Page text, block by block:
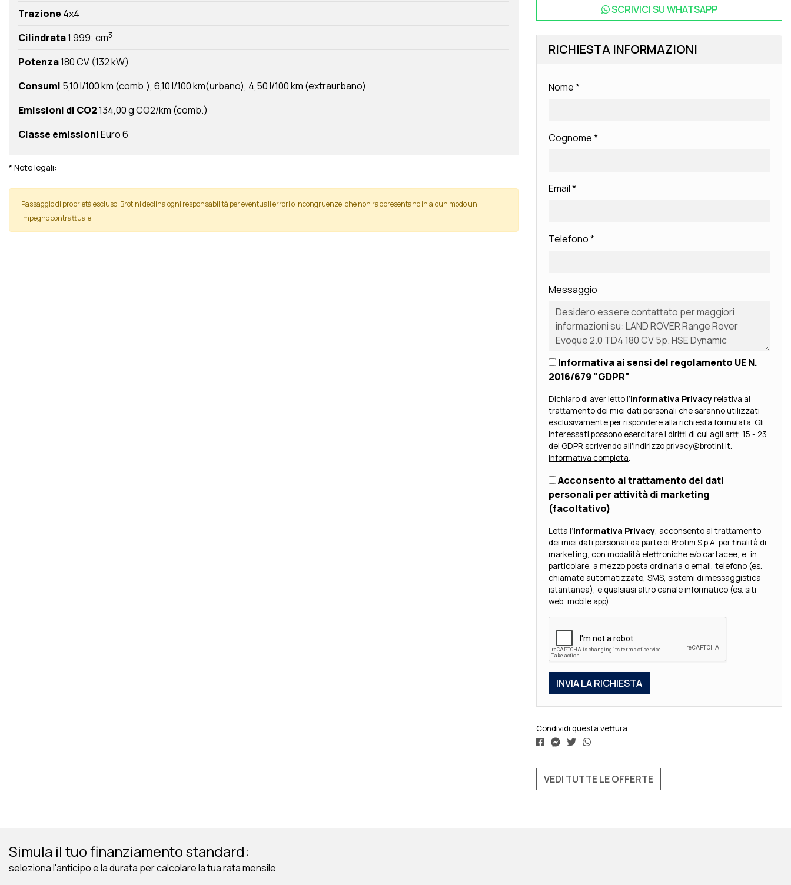
Trazione 4x4
Cilindrata1.999; cm3
Potenza180 CV (132 kW)
Consumi 5,10 l/100 km (comb.) 6,10 l/100 km(urbano) 4,50 l/100 km (extraurbano)
Emissioni di CO2134,00 g CO2/km (comb.)
Classe emissioniEuro 6
* Note legali:
Passaggio di proprietà escluso. Brotini declina ogni responsabilità per eventuali errori o incongruenze, che non rappresentano in alcun modo un
impegno contrattuale.
SCRIVICI SUWHATSAPP
RICHIESTA INFORMAZIONI
Nome*
Cognome*
Email*
Telefono*
Messaggio
Informativa ai sensi del regolamento UE N.
2016/679 "GDPR"
Dichiaro di aver letto l’Informativa Privacyrelativa al
trattamento dei miei dati personali che saranno utilizzati
esclusivamente per rispondere alla richiesta formulata. Gli
interessati possono esercitare i diritti di cui agli artt. 15 - 23
del GDPR scrivendo all'indirizzo privacy@brotini.it.
Informativa completa.
Acconsento al trattamento dei dati
personali per attività di marketing
(facoltativo)
Letta l’Informativa Privacy, acconsento al trattamento
dei miei dati personali da parte di Brotini S.p.A. per finalità di
marketing, con modalità elettroniche e/o cartacee, e, in
particolare, a mezzo posta ordinaria o email, telefono (es.
chiamate automatizzate, SMS, sistemi di messaggistica
istantanea), e qualsiasi altro canale informatico (es. siti
web, mobile app).
Condividi questa vettura
VEDI TUTTE LE OFFERTE
Simula il tuo finanziamento standard:
seleziona l'anticipo e la durata per calcolare la tua rata mensile